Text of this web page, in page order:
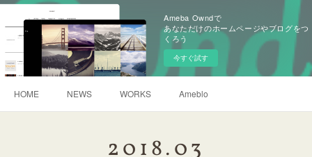
Ameba Owndで
あなただけのホームページやブログをつ
くろう
今すぐ試す
HOME NEWS WORKS Ameblo
2018.03